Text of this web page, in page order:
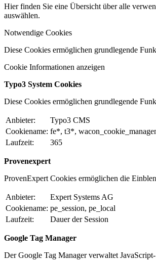
Hier finden Sie eine Übersicht über alle
auswählen.
Notwendige Cookies
Diese Cookies ermöglichen grundlegende
Cookie Informationen anzeigen
Typo3 System Cookies
Diese Cookies ermöglichen grundlegende
Anbieter:
Typo3 CMS
Cookiename: fe*, t3*,
Laufzeit:
365
Provenexpert
ProvenExpert Cookies ermöglichen die
Anbieter:
Expert Systems AG
Cookiename: pe_session, pe_local
Laufzeit:
Dauer der Session
Google Tag Manager
Der Google Tag Manager verwaltet